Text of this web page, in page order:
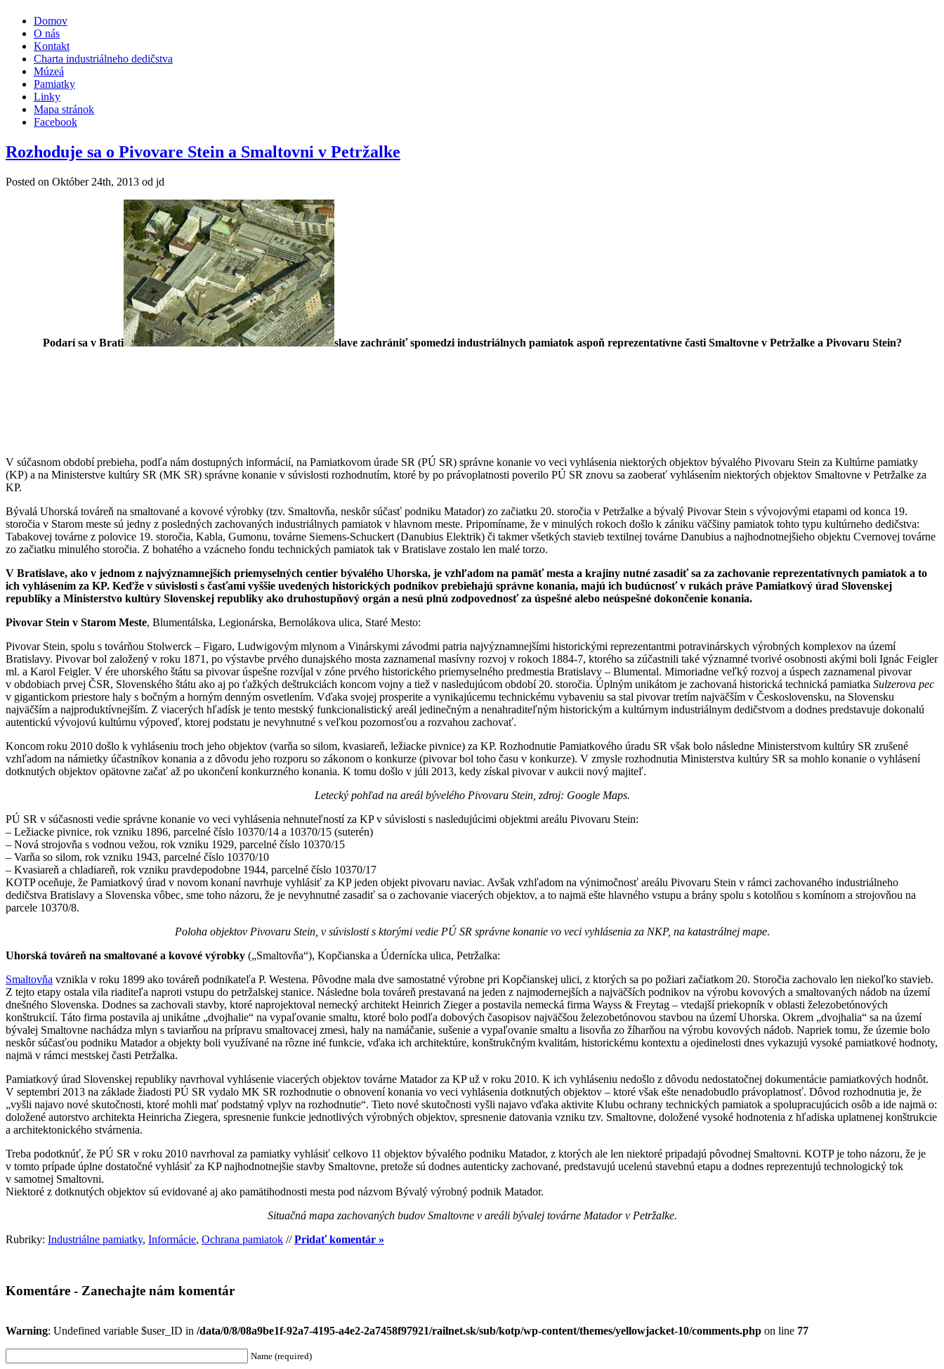
Domov
O nás
Kontakt
Charta industriálneho dedičstva
Múzeá
Pamiatky
Linky
Mapa stránok
Facebook
Rozhoduje sa o Pivovare Stein a Smaltovni v Petržalke
Posted on Október 24th, 2013 od jd
Podarí sa v Brati slave zachrániť spomedzi industriálnych pamiatok aspoň reprezentatívne časti Smaltovne v Petržalke a Pivovaru Stein?
V súčasnom období prebieha, podľa nám dostupných informácií, na Pamiatkovom úrade SR (PÚ SR) správne konanie vo veci vyhlásenia niektorých objektov bývalého Pivovaru Stein za Kultúrne pamiatky
(KP) a na Ministerstve kultúry SR (MK SR) správne konanie v súvislosti rozhodnutím, ktoré by po právoplatnosti poverilo PÚ SR znovu sa zaoberať vyhlásením niektorých objektov Smaltovne v Petržalke za
KP.
Bývalá Uhorská továreň na smaltované a kovové výrobky (tzv. Smaltovňa, neskôr súčasť podniku Matador) zo začiatku 20. storočia v Petržalke a bývalý Pivovar Stein s vývojovými etapami od konca 19.
storočia v Starom meste sú jedny z posledných zachovaných industriálnych pamiatok v hlavnom meste. Pripomíname, že v minulých rokoch došlo k zániku väčšiny pamiatok tohto typu kultúrneho dedičstva:
Tabakovej továrne z polovice 19. storočia, Kabla, Gumonu, továrne Siemens-Schuckert (Danubius Elektrik) či takmer všetkých stavieb textilnej továrne Danubius a najhodnotnejšieho objektu Cvernovej továrne
zo začiatku minulého storočia. Z bohatého a vzácneho fondu technických pamiatok tak v Bratislave zostalo len malé torzo.
V Bratislave, ako v jednom z najvýznamnejších priemyselných centier bývalého Uhorska, je vzhľadom na pamäť mesta a krajiny nutné zasadiť sa za zachovanie reprezentatívnych pamiatok a to
ich vyhlásením za KP. Keďže v súvislosti s časťami vyššie uvedených historických podnikov prebiehajú správne konania, majú ich budúcnosť v rukách práve Pamiatkový úrad Slovenskej
republiky a Ministerstvo kultúry Slovenskej republiky ako druhostupňový orgán a nesú plnú zodpovednosť za úspešné alebo neúspešné dokončenie konania.
Pivovar Stein v Starom Meste, Blumentálska, Legionárska, Bernolákova ulica, Staré Mesto:
Pivovar Stein, spolu s továrňou Stolwerck – Figaro, Ludwigovým mlynom a Vinárskymi závodmi patria najvýznamnejšími historickými reprezentantmi potravinárskych výrobných komplexov na území
Bratislavy. Pivovar bol založený v roku 1871, po výstavbe prvého dunajského mosta zaznamenal masívny rozvoj v rokoch 1884-7, ktorého sa zúčastnili také významné tvorivé osobnosti akými boli Ignác Feigler
ml. a Karol Feigler. V ére uhorského štátu sa pivovar úspešne rozvíjal v zóne prvého historického priemyselného predmestia Bratislavy – Blumental. Mimoriadne veľký rozvoj a úspech zaznamenal pivovar
v obdobiach prvej ČSR, Slovenského štátu ako aj po ťažkých deštrukciách koncom vojny a tiež v nasledujúcom období 20. storočia. Úplným unikátom je zachovaná historická technická pamiatka Sulzerova pec
v gigantickom priestore haly s bočným a horným denným osvetlením. Vďaka svojej prosperite a vynikajúcemu technickému vybaveniu sa stal pivovar tretím najväčším v Československu, na Slovensku
najväčším a najproduktívnejším. Z viacerých hľadísk je tento mestský funkcionalistický areál jedinečným a nenahraditeľným historickým a kultúrnym industriálnym dedičstvom a dodnes predstavuje dokonalú
autentickú vývojovú kultúrnu výpoveď, ktorej podstatu je nevyhnutné s veľkou pozornosťou a rozvahou zachovať.
Koncom roku 2010 došlo k vyhláseniu troch jeho objektov (varňa so silom, kvasiareň, ležiacke pivnice) za KP. Rozhodnutie Pamiatkového úradu SR však bolo následne Ministerstvom kultúry SR zrušené
vzhľadom na námietky účastníkov konania a z dôvodu jeho rozporu so zákonom o konkurze (pivovar bol toho času v konkurze). V zmysle rozhodnutia Ministerstva kultúry SR sa mohlo konanie o vyhlásení
dotknutých objektov opätovne začať až po ukončení konkurzného konania. K tomu došlo v júli 2013, kedy získal pivovar v aukcii nový majiteľ.
Letecký pohľad na areál bývelého Pivovaru Stein, zdroj: Google Maps.
PÚ SR v súčasnosti vedie správne konanie vo veci vyhlásenia nehnuteľností za KP v súvislosti s nasledujúcimi objektmi areálu Pivovaru Stein:
– Ležiacke pivnice, rok vzniku 1896, parcelné číslo 10370/14 a 10370/15 (suterén)
– Nová strojovňa s vodnou vežou, rok vzniku 1929, parcelné číslo 10370/15
– Varňa so silom, rok vzniku 1943, parcelné číslo 10370/10
– Kvasiareň a chladiareň, rok vzniku pravdepodobne 1944, parcelné číslo 10370/17
KOTP oceňuje, že Pamiatkový úrad v novom konaní navrhuje vyhlásiť za KP jeden objekt pivovaru naviac. Avšak vzhľadom na výnimočnosť areálu Pivovaru Stein v rámci zachovaného industriálneho
dedičstva Bratislavy a Slovenska vôbec, sme toho názoru, že je nevyhnutné zasadiť sa o zachovanie viacerých objektov, a to najmä ešte hlavného vstupu a brány spolu s kotolňou s komínom a strojovňou na
parcele 10370/8.
Poloha objektov Pivovaru Stein, v súvislosti s ktorými vedie PÚ SR správne konanie vo veci vyhlásenia za NKP, na katastrálnej mape.
Uhorská továreň na smaltované a kovové výrobky („Smaltovňa“), Kopčianska a Údernícka ulica, Petržalka:
Smaltovňa vznikla v roku 1899 ako továreň podnikateľa P. Westena. Pôvodne mala dve samostatné výrobne pri Kopčianskej ulici, z ktorých sa po požiari začiatkom 20. Storočia zachovalo len niekoľko stavieb.
Z tejto etapy ostala vila riaditeľa naproti vstupu do petržalskej stanice. Následne bola továreň prestavaná na jeden z najmodernejších a najväčších podnikov na výrobu kovových a smaltovaných nádob na území
dnešného Slovenska. Dodnes sa zachovali stavby, ktoré naprojektoval nemecký architekt Heinrich Zieger a postavila nemecká firma Wayss & Freytag – vtedajší priekopník v oblasti železobetónových
konštrukcií. Táto firma postavila aj unikátne „dvojhalie“ na vypaľovanie smaltu, ktoré bolo podľa dobových časopisov najväčšou železobetónovou stavbou na území Uhorska. Okrem „dvojhalia“ sa na území
bývalej Smaltovne nachádza mlyn s taviarňou na prípravu smaltovacej zmesi, haly na namáčanie, sušenie a vypaľovanie smaltu a lisovňa zo žíharňou na výrobu kovových nádob. Napriek tomu, že územie bolo
neskôr súčasťou podniku Matador a objekty boli využívané na rôzne iné funkcie, vďaka ich architektúre, konštrukčným kvalitám, historickému kontextu a ojedinelosti dnes vykazujú vysoké pamiatkové hodnoty,
najmä v rámci mestskej časti Petržalka.
Pamiatkový úrad Slovenskej republiky navrhoval vyhlásenie viacerých objektov továrne Matador za KP už v roku 2010. K ich vyhláseniu nedošlo z dôvodu nedostatočnej dokumentácie pamiatkových hodnôt.
V septembri 2013 na základe žiadosti PÚ SR vydalo MK SR rozhodnutie o obnovení konania vo veci vyhlásenia dotknutých objektov – ktoré však ešte nenadobudlo právoplatnosť. Dôvod rozhodnutia je, že
„vyšli najavo nové skutočnosti, ktoré mohli mať podstatný vplyv na rozhodnutie“. Tieto nové skutočnosti vyšli najavo vďaka aktivite Klubu ochrany technických pamiatok a spolupracujúcich osôb a ide najmä o:
doložené autorstvo architekta Heinricha Ziegera, spresnenie funkcie jednotlivých výrobných objektov, spresnenie datovania vzniku tzv. Smaltovne, doložené vysoké hodnotenia z hľadiska uplatnenej konštrukcie
a architektonického stvárnenia.
Treba podotknúť, že PÚ SR v roku 2010 navrhoval za pamiatky vyhlásiť celkovo 11 objektov bývalého podniku Matador, z ktorých ale len niektoré pripadajú pôvodnej Smaltovni. KOTP je toho názoru, že je
v tomto prípade úplne dostatočné vyhlásiť za KP najhodnotnejšie stavby Smaltovne, pretože sú dodnes autenticky zachované, predstavujú ucelenú stavebnú etapu a dodnes reprezentujú technologický tok
v samotnej Smaltovni.
Niektoré z dotknutých objektov sú evidované aj ako pamätihodnosti mesta pod názvom Bývalý výrobný podnik Matador.
Situačná mapa zachovaných budov Smaltovne v areáli bývalej továrne Matador v Petržalke.
Rubriky: Industriálne pamiatky, Informácie, Ochrana pamiatok //Pridať komentár »
Komentáre - Zanechajte nám komentár
Warning: Undefined variable $user_ID in /data/0/8/08a9be1f-92a7-4195-a4e2-2a7458f97921/railnet.sk/sub/kotp/wp-content/themes/yellowjacket-10/comments.php on line 77
Name (required)